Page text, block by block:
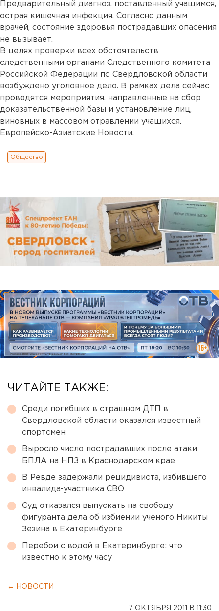
Предварительный диагноз, поставленный учащимся,
острая кишечная инфекция. Согласно данным
врачей, состояние здоровья пострадавших опасения
не вызывает.
В целях проверки всех обстоятельств
следственными органами Следственного комитета
Российской Федерации по Свердловской области
возбуждено уголовное дело. В рамках дела сейчас
проводятся мероприятия, направленные на сбор
доказательственной базы и установление лиц,
виновных в массовом отравлении учащихся.
Европейско-Азиатские Новости.
Общество
ЧИТАЙТЕ ТАКЖЕ:
Среди погибших в страшном ДТП в
Свердловской области оказался известный
спортсмен
Выросло число пострадавших после атаки
БПЛА на НПЗ в Краснодарском крае
В Ревде задержали рецидивиста, избившего
инвалида-участника СВО
Суд отказался выпускать на свободу
фигуранта дела об избиении ученого Никиты
Зезина в Екатеринбурге
Перебои с водой в Екатеринбурге: что
известно к этому часу
← НОВОСТИ
7 ОКТЯБРЯ 2011 В 11:30